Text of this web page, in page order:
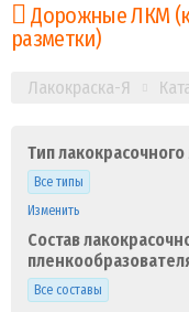
Дорожные ЛКМ
разметки)
Лакокраска-Я
Тип
Все типы
Изменить
Состав
Все составы